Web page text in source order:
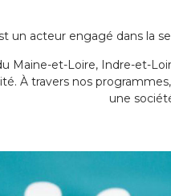
un acteur engagé dans la
Maine-et-Loire, Indre-et-
À travers nos
une